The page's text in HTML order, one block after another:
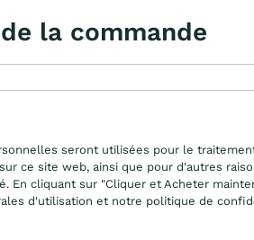
la commande
seront utilisées pour le
ce site web, ainsi que pour d'autres
En cliquant sur "Cliquer et Acheter
d'utilisation et notre politique de